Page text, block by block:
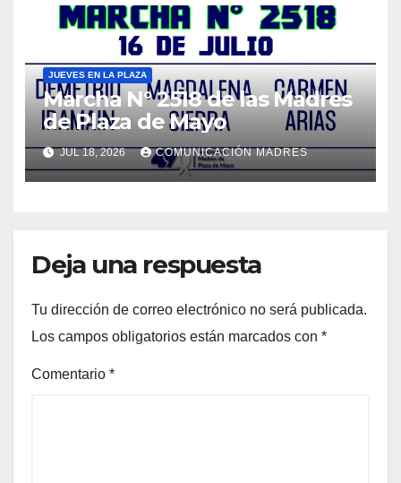
JUEVES EN LA PLAZA
Marcha N° 2518 de las Madres
de Plaza de Mayo
JUL 18, 2026 COMUNICACIÓN MADRES
Deja una respuesta
Tu dirección de correo electrónico no será publicada.
Los campos obligatorios están marcados con *
Comentario *